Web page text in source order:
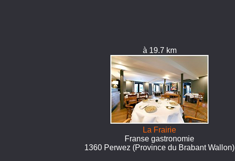
à 19.7 km
La Frairie
Franse gastronomie
1360 Perwez (Province du Brabant Wallon)